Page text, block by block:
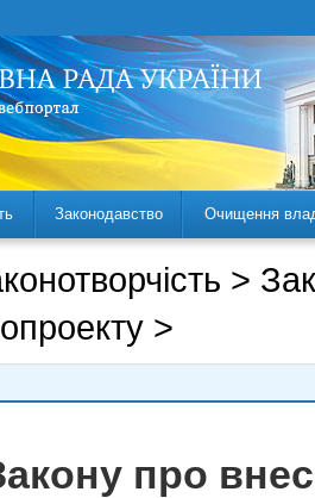
Законодавство Очищення
>
>
про